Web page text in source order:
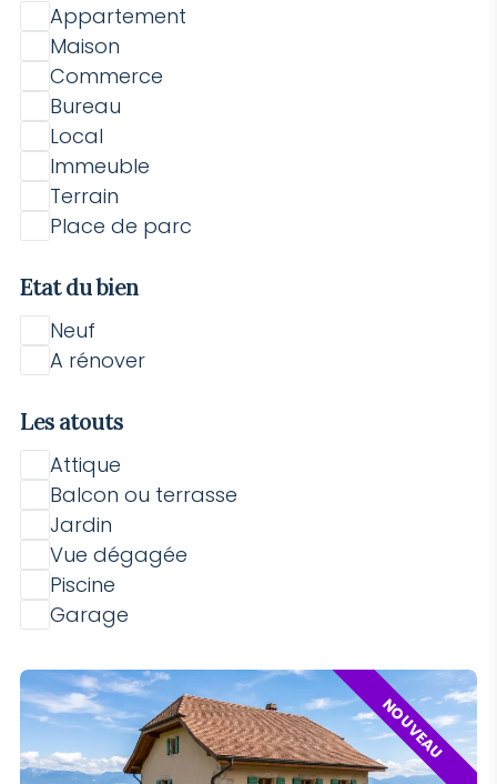
Appartement
Maison
Commerce
Bureau
Local
Immeuble
Terrain
Place de parc
Etat du bien
Neuf
A rénover
Les atouts
Attique
Balcon ou terrasse
Jardin
Vue dégagée
Piscine
Garage
NOUVEAU